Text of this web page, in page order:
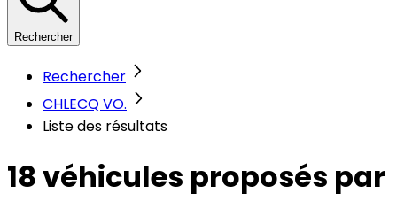
Rechercher
Rechercher
CHLECQ VO.
Liste des résultats
18 véhicules proposés par